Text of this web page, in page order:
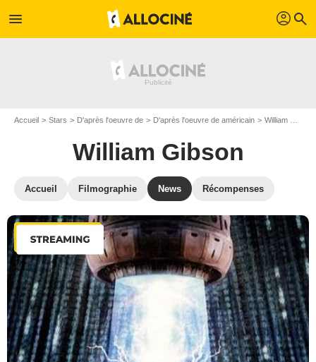
menu profil search
Accueil Stars D'après l'oeuvre de D'après l'oeuvre de américain William Gibson
William Gibson
Accueil Filmographie News Récompenses